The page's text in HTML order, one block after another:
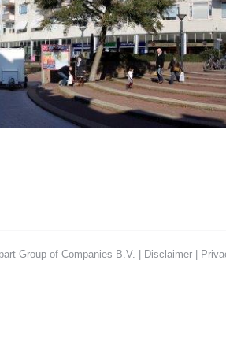
Group of Companies B.V. | Disclaimer